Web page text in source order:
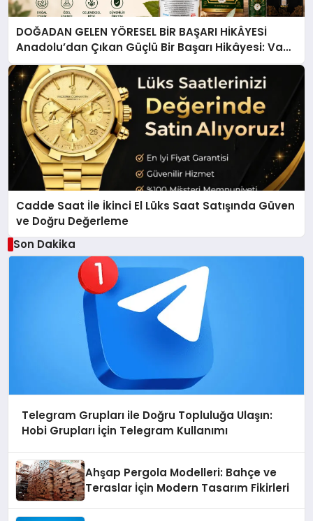
DOĞADAN GELEN YÖRESEL BİR BAŞARI HİKÂYESİ
Anadolu’dan Çıkan Güçlü Bir Başarı Hikâyesi: Van
Gölü Yöresel Işkın Kökü Sirkesi
Cadde Saat İle İkinci El Lüks Saat Satışında Güven
ve Doğru Değerleme
Son Dakika
Telegram Grupları ile Doğru Topluluğa Ulaşın:
Hobi Grupları İçin Telegram Kullanımı
Ahşap Pergola Modelleri: Bahçe ve
Teraslar İçin Modern Tasarım Fikirleri